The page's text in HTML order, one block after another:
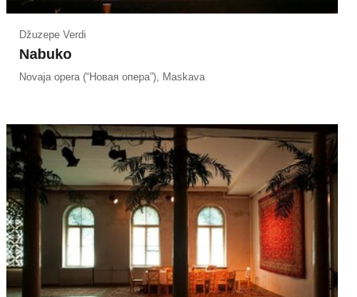
Džuzepe Verdi
Nabuko
Novaja opera (“Новая опера”), Maskava